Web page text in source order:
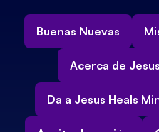
Buenas Nuevas
Acerca de
Da a Jesus Heals